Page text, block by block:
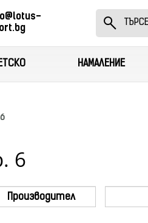
НАМАЛЕНИЕ
6
Производител